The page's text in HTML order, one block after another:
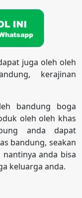
juga oleh oleh
kerajinan
bandung boga
oleh oleh khas
anda dapat
bandung, seakan
anda bisa
keluarga anda.